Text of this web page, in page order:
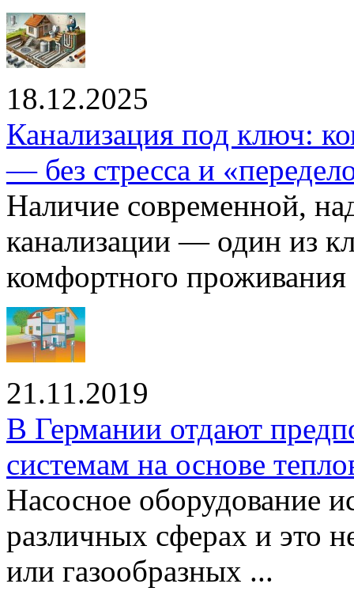
18.12.2025
Канализация под ключ:
— без стресса и
Наличие современной,
канализации — один из
комфортного проживания
21.11.2019
В Германии отдают
системам на основе
Насосное оборудование
различных сферах и это
или газообразных ...